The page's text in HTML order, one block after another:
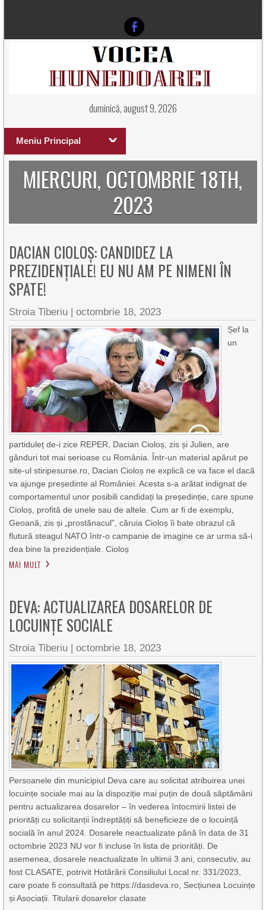
duminică, august 9, 2026
Meniu Principal
MIERCURI, OCTOMBRIE 18TH,
2023
DACIAN CIOLOȘ: CANDIDEZ LA
PREZIDENȚIALE! EU NU AM PE NIMENI ÎN
SPATE!
Stroia Tiberiu |octombrie 18, 2023
Șef la
un
partiduleț de-i zice REPER, Dacian Cioloș, zis și Julien, are
gânduri tot mai serioase cu România. Într-un material apărut pe
site-ul stiripesurse.ro, Dacian Cioloș ne explică ce va face el dacă
va ajunge președinte al României. Acesta s-a arătat indignat de
comportamentul unor posibili candidați la președinție, care spune
Cioloș, profită de unele sau de altele. Cum ar fi de exemplu,
Geoană, zis și „prostănacul”, căruia Cioloș îi bate obrazul că
flutură steagul NATO într-o campanie de imagine ce ar urma să-i
dea bine la prezidențiale. Cioloș
MAI MULT
DEVA: ACTUALIZAREA DOSARELOR DE
LOCUINȚE SOCIALE
Stroia Tiberiu |octombrie 18, 2023
Persoanele din municipiul Deva care au solicitat atribuirea unei
locuințe sociale mai au la dispoziție mai puțin de două săptămâni
pentru actualizarea dosarelor – în vederea întocmirii listei de
priorități cu solicitanții îndreptățiți să beneficieze de o locuință
socială în anul 2024. Dosarele neactualizate până în data de 31
octombrie 2023 NU vor fi incluse în lista de priorități. De
asemenea, dosarele neactualizate în ultimii 3 ani, consecutiv, au
fost CLASATE, potrivit Hotărârii Consiliului Local nr. 331/2023,
care poate fi consultată pe https://dasdeva.ro, Secțiunea Locuințe
și Asociații. Titularii dosarelor clasate